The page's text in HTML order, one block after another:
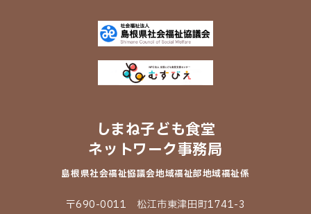
しまね子ども食堂
ネットワーク事務局
島根県社会福祉協議会地域福祉部地域福祉係
〒690-0011 松江市東津田町1741-3